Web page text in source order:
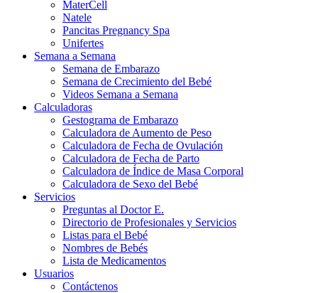
MaterCell
Natele
Pancitas Pregnancy Spa
Unifertes
Semana a Semana
Semana de Embarazo
Semana de Crecimiento del Bebé
Videos Semana a Semana
Calculadoras
Gestograma de Embarazo
Calculadora de Aumento de Peso
Calculadora de Fecha de Ovulación
Calculadora de Fecha de Parto
Calculadora de Índice de Masa Corporal
Calculadora de Sexo del Bebé
Servicios
Preguntas al Doctor E.
Directorio de Profesionales y Servicios
Listas para el Bebé
Nombres de Bebés
Lista de Medicamentos
Usuarios
Contáctenos